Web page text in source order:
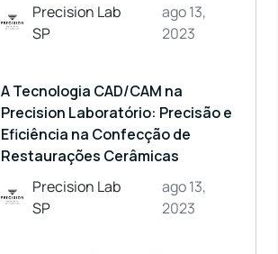
Precision Lab
SP
ago 13,
2023
A Tecnologia CAD/CAM na
Precision Laboratório: Precisão e
Eficiência na Confecção de
Restaurações Cerâmicas
Precision Lab
SP
ago 13,
2023